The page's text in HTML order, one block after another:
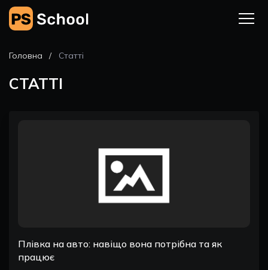
Головна Статті
СТАТТІ
Плівка на авто: навіщо вона потрібна та як
працює